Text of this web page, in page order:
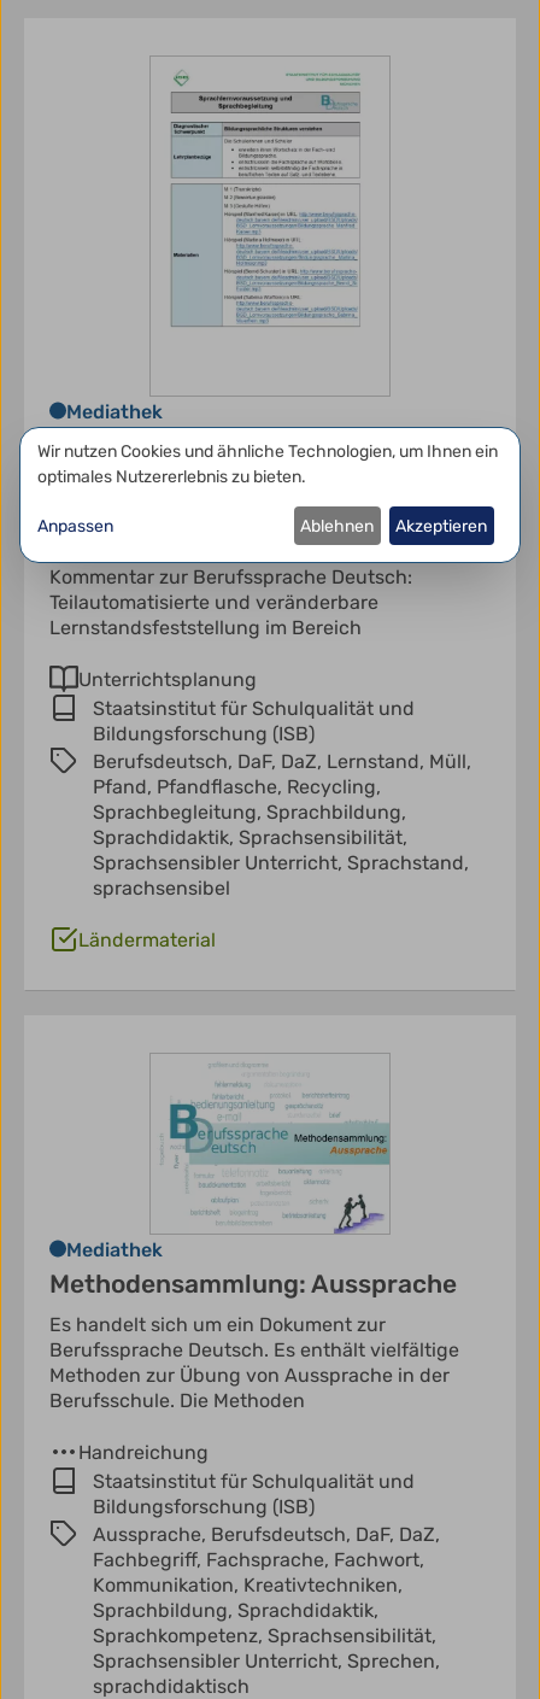
Mediathek
Lernstandsfeststellung:
Bildungssprachliche Strukturen:
Es handelt sich um einen didaktischen
Kommentar zur Berufssprache Deutsch:
Teilautomatisierte und veränderbare
Lernstandsfeststellung im Bereich
Unterrichtsplanung
Staatsinstitut für Schulqualität und
Bildungsforschung (ISB)
Berufsdeutsch, DaF, DaZ, Lernstand, Müll,
Pfand, Pfandflasche, Recycling,
Sprachbegleitung, Sprachbildung,
Sprachdidaktik, Sprachsensibilität,
Sprachsensibler Unterricht, Sprachstand,
sprachsensibel
Ländermaterial
Mediathek
Methodensammlung: Aussprache
Es handelt sich um ein Dokument zur
Berufssprache Deutsch. Es enthält vielfältige
Methoden zur Übung von Aussprache in der
Berufsschule. Die Methoden
Handreichung
Staatsinstitut für Schulqualität und
Bildungsforschung (ISB)
Aussprache, Berufsdeutsch, DaF, DaZ,
Fachbegriff, Fachsprache, Fachwort,
Kommunikation, Kreativtechniken,
Sprachbildung, Sprachdidaktik,
Sprachkompetenz, Sprachsensibilität,
Sprachsensibler Unterricht, Sprechen,
sprachdidaktisch
Datenschutzeinstellungen
Wir nutzen Cookies und ähnliche Technologien, um Ihnen ein
optimales Nutzererlebnis zu bieten.
Anpassen Ablehnen Akzeptieren